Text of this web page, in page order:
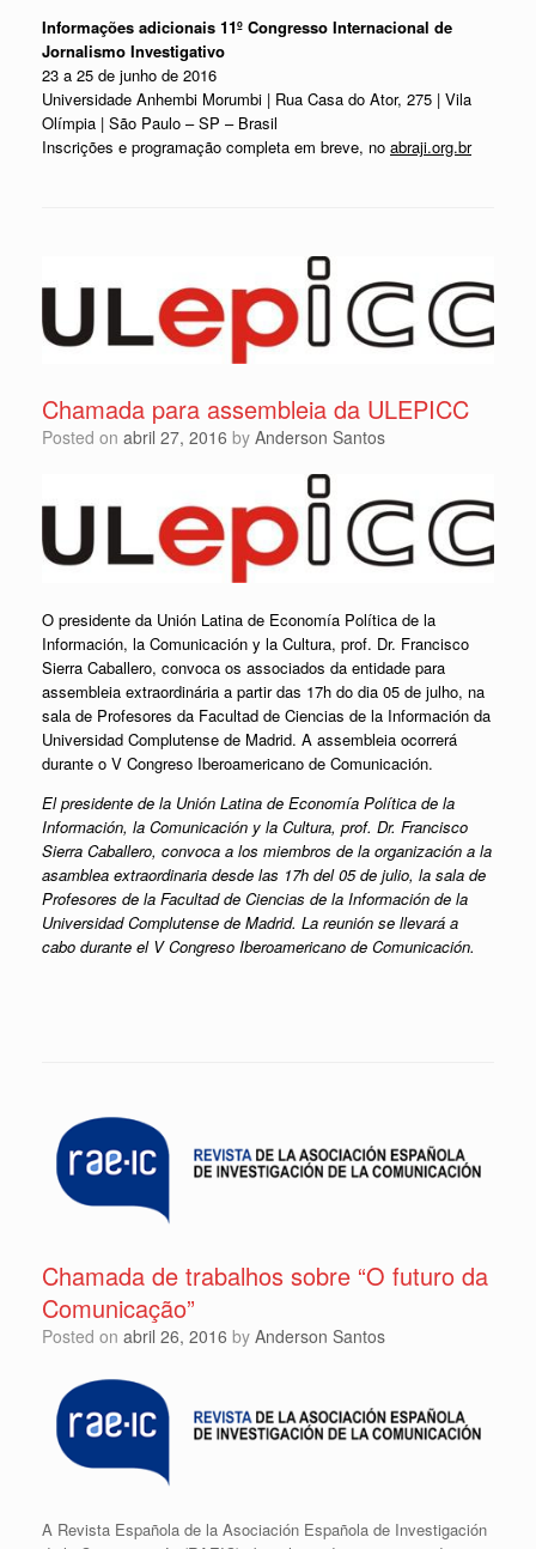
Informações adicionais 11º Congresso Internacional de
Jornalismo Investigativo
23 a 25 de junho de 2016
Universidade Anhembi Morumbi | Rua Casa do Ator, 275 | Vila
Olímpia | São Paulo – SP – Brasil
Inscrições e programação completa em breve, no abraji.org.br
Chamada para assembleia da ULEPICC
Posted on abril 27, 2016 by Anderson Santos
O presidente da Unión Latina de Economía Política de la
Información, la Comunicación y la Cultura, prof. Dr. Francisco
Sierra Caballero, convoca os associados da entidade para
assembleia extraordinária a partir das 17h do dia 05 de julho, na
sala de Profesores da Facultad de Ciencias de la Información da
Universidad Complutense de Madrid. A assembleia ocorrerá
durante o V Congreso Iberoamericano de Comunicación.
El presidente de la Unión Latina de Economía Política de la
Información, la Comunicación y la Cultura, prof. Dr. Francisco
Sierra Caballero, convoca a los miembros de la organización a la
asamblea extraordinaria desde las 17h del 05 de julio, la sala de
Profesores de la Facultad de Ciencias de la Información de la
Universidad Complutense de Madrid. La reunión se llevará a
cabo durante el V Congreso Iberoamericano de Comunicación.
Chamada de trabalhos sobre “O futuro da
Comunicação”
Posted on abril 26, 2016 by Anderson Santos
A Revista Española de la Asociación Española de Investigación